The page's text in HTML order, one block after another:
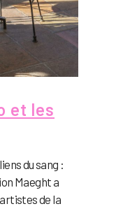
et les
du sang :
Maeght a
de la